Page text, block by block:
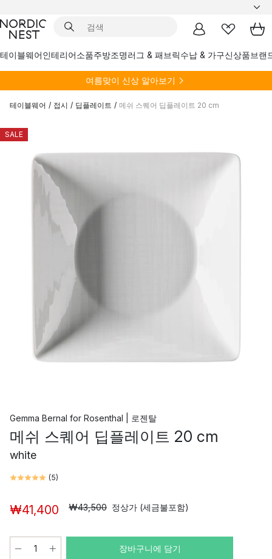
테이블웨어인테리어소품주방조명러그 & 패브릭수납 & 가구신상품브랜
여름맞이 신상 알아보기
테이블웨어 / 접시 / 딥플레이트 / 메쉬 스퀘어 딥플레이트 20 cm
SALE
Gemma Bernal for Rosenthal | 로젠탈
메쉬 스퀘어 딥플레이트 20 cm
white
(5)
₩41,400 ₩43,500 정상가 (세금불포함)
장바구니에 담기